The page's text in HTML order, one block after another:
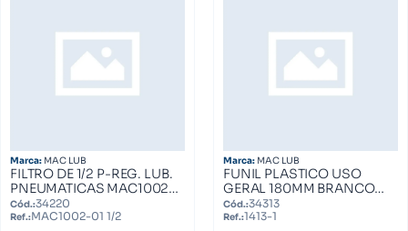
Marca: MAC LUB
FILTRO DE 1/2 P-REG. LUB.
PNEUMATICAS MAC1002-
01 (ML 1002.0127)
MAC1002-01 1/2
Cód.:34220
Ref.: MAC1002-01 1/2
Marca: MAC LUB
FUNIL PLASTICO USO
GERAL 180MM BRANCO
1413/1 (ML 1413.0001) 1413-1
Cód.:34313
Ref.:1413-1